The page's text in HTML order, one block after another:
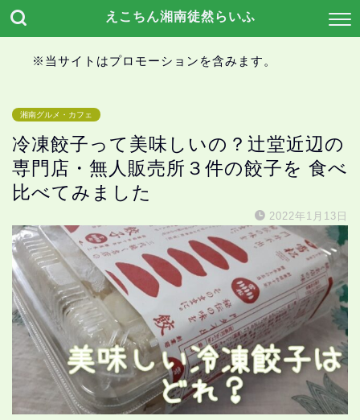
えこちん湘南徒然らいふ
※当サイトはプロモーションを含みます。
湘南グルメ・カフェ
冷凍餃子って美味しいの？辻堂近辺の
専門店・無人販売所３件の餃子を 食べ
比べてみました
2022年1月13日